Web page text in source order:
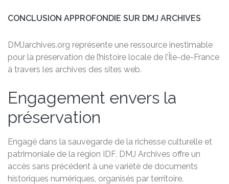
CONCLUSION APPROFONDIE SUR DMJ ARCHIVES
DMJarchives.org représente une ressource inestimable
pour la préservation de l’histoire locale de l’Île-de-France
à travers les archives des sites web.
Engagement envers la
préservation
Engagé dans la sauvegarde de la richesse culturelle et
patrimoniale de la région IDF, DMJ Archives offre un
accès sans précédent à une variété de documents
historiques numériques, organisés par territoire.